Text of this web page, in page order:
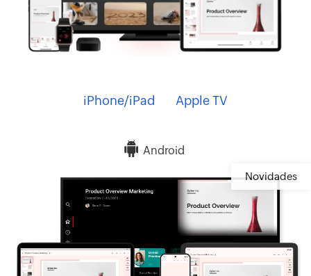
Novidades
iPhone/iPad Apple TV
Android